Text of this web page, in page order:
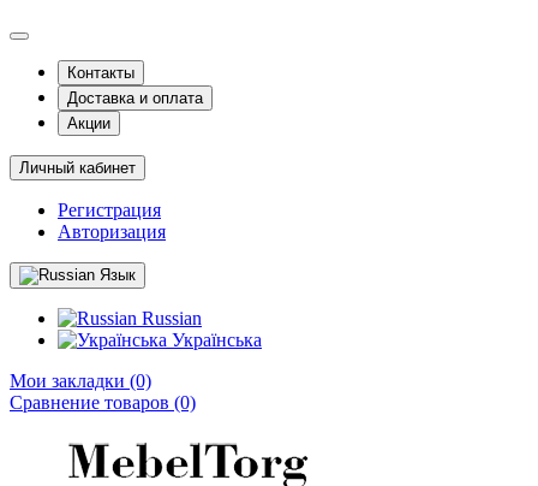
Контакты
Доставка и оплата
Акции
Личный кабинет
Регистрация
Авторизация
Язык
Russian
Українська
Мои закладки (0)
Сравнение товаров (0)